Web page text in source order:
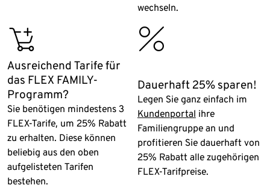
wechseln.
add_basket
Ausreichend Tarife für
das FLEX FAMILY-
Programm?
Sie benötigen mindestens 3
FLEX-Tarife, um 25% Rabatt
zu erhalten. Diese können
beliebig aus den oben
aufgelisteten Tarifen
bestehen.
discountshop
Dauerhaft 25% sparen!
Legen Sie ganz einfach im
Kundenportal ihre
Familiengruppe an und
profitieren Sie dauerhaft von
25% Rabatt alle zugehörigen
FLEX-Tarifpreise.